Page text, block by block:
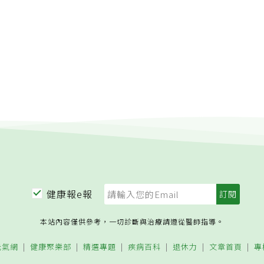
健康報e報
本站內容僅供參考，一切診斷與治療請遵從醫師指導。
網 健康聚樂部 精選專題 疾病百科 退休力 文章首頁